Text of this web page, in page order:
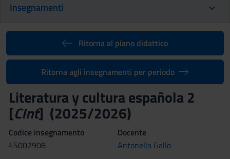
Insegnamenti
Ritorna al piano didattico
Ritorna agli insegnamenti per periodo
Literatura y cultura española 2
[CInt] (2025/2026)
Codice insegnamento
4S002908
Docente
Antonella Gallo